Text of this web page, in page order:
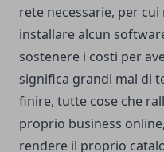
rete necessarie, per
installare alcun
sostenere i costi per
significa grandi mal di
finire, tutte cose che
proprio business
rendere il proprio